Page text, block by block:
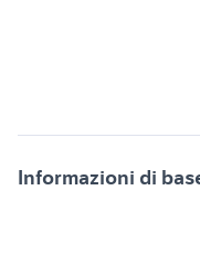
Informazioni di